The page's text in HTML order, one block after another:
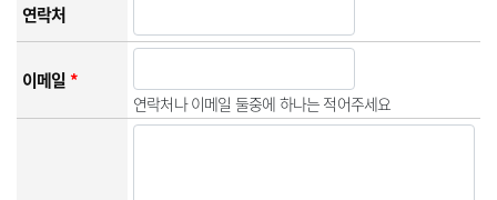
연락처
이메일*
연락처나 이메일 둘중에 하나는 적어주세요